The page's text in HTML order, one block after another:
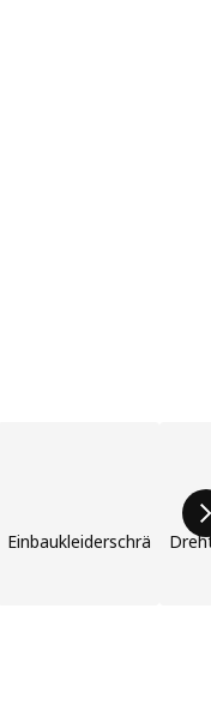
Einbaukleiderschränke